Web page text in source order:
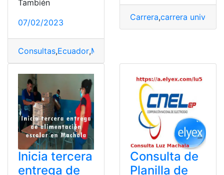
También
07/02/2023
Consultas,Ecuador,Machala
Carrera,carrera
Inicia tercera
entrega de
Consulta de
Planilla de